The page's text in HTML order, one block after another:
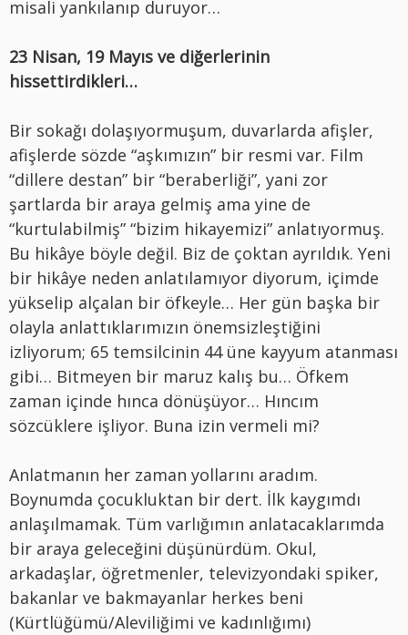
misali yankılanıp duruyor…
23 Nisan, 19 Mayıs ve diğerlerinin
hissettirdikleri…
Bir sokağı dolaşıyormuşum, duvarlarda afişler,
afişlerde sözde “aşkımızın” bir resmi var. Film
“dillere destan” bir “beraberliği”, yani zor
şartlarda bir araya gelmiş ama yine de
“kurtulabilmiş” “bizim hikayemizi” anlatıyormuş.
Bu hikâye böyle değil. Biz de çoktan ayrıldık. Yeni
bir hikâye neden anlatılamıyor diyorum, içimde
yükselip alçalan bir öfkeyle… Her gün başka bir
olayla anlattıklarımızın önemsizleştiğini
izliyorum; 65 temsilcinin 44 üne kayyum atanması
gibi… Bitmeyen bir maruz kalış bu… Öfkem
zaman içinde hınca dönüşüyor… Hıncım
sözcüklere işliyor. Buna izin vermeli mi?
Anlatmanın her zaman yollarını aradım.
Boynumda çocukluktan bir dert. İlk kaygımdı
anlaşılmamak. Tüm varlığımın anlatacaklarımda
bir araya geleceğini düşünürdüm. Okul,
arkadaşlar, öğretmenler, televizyondaki spiker,
bakanlar ve bakmayanlar herkes beni
(Kürtlüğümü/Aleviliğimi ve kadınlığımı)